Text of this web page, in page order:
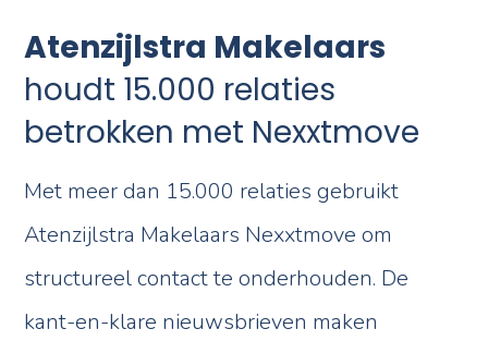
Atenzijlstra Makelaars
houdt 15.000 relaties
betrokken met Nexxtmove
Met meer dan 15.000 relaties gebruikt
Atenzijlstra Makelaars Nexxtmove om
structureel contact te onderhouden. De
kant-en-klare nieuwsbrieven maken